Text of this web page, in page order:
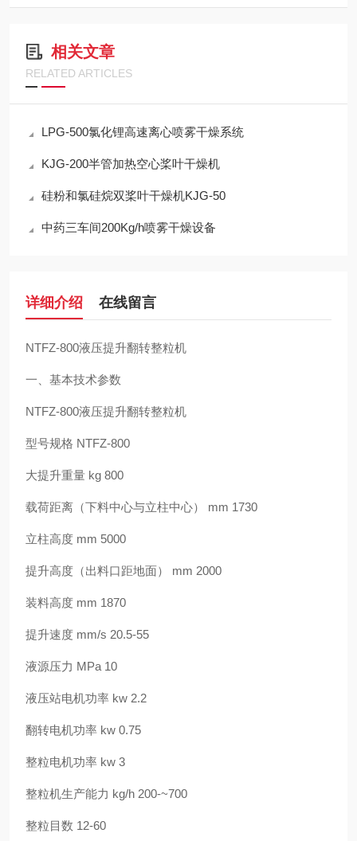
相关文章
RELATED ARTICLES
LPG-500氯化锂高速离心喷雾干燥系统
KJG-200半管加热空心桨叶干燥机
硅粉和氯硅烷双桨叶干燥机KJG-50
中药三车间200Kg/h喷雾干燥设备
详细介绍 在线留言
NTFZ-800液压提升翻转整粒机
一、基本技术参数
NTFZ-800液压提升翻转整粒机
型号规格 NTFZ-800
大提升重量 kg 800
载荷距离（下料中心与立柱中心） mm 1730
立柱高度 mm 5000
提升高度（出料口距地面） mm 2000
装料高度 mm 1870
提升速度 mm/s 20.5-55
液源压力 MPa 10
液压站电机功率 kw 2.2
翻转电机功率 kw 0.75
整粒电机功率 kw 3
整粒机生产能力 kg/h 200-~700
整粒目数 12-60